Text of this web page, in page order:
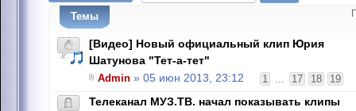
Темы
[Видео] Новый официальный клип Юрия
Шатунова "Тет-а-тет"
1 ... 17 18 19
Admin » 05 июн 2013, 23:12
Телеканал МУЗ.ТВ. начал показывать клипы